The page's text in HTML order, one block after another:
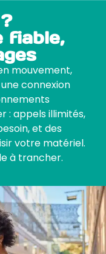
fiable,
mouvement,
connexion
: appels illimités,
et des
votre matériel.
à trancher.